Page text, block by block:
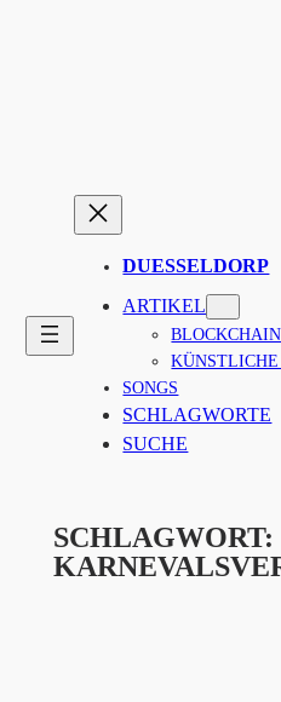
DUESSELDORP
ARTIKEL
BLOCKCHAIN
SONGS
SCHLAGWORTE
SUCHE
SCHLAGWORT: